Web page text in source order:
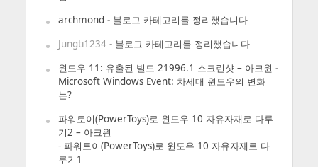
archmond- 블로그 카테고리를 정리했습니다
Jungti1234- 블로그 카테고리를 정리했습니다
윈도우 11: 유출된 빌드 21996.1 스크린샷 – 아크윈 -
Microsoft Windows Event: 차세대 윈도우의 변화
는?
파워토이(PowerToys)로 윈도우 10 자유자재로 다루
기2 – 아크윈
- 파워토이(PowerToys)로 윈도우 10 자유자재로 다
루기1